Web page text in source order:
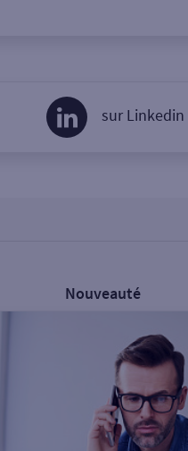
sur Linkedin
Nouveauté